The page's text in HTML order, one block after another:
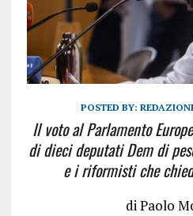
POSTED BY:
Il voto al Parlamento
di dieci deputati Dem di
e i riformisti che
di Paolo